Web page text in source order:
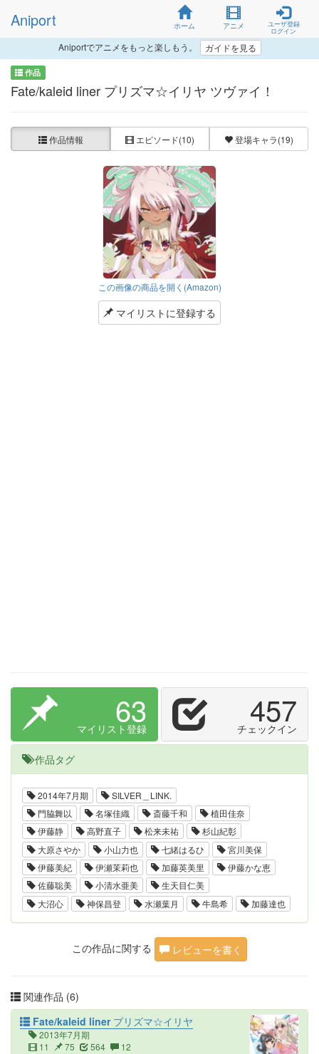
Aniport ホーム アニメ
ユーザ登録
ログイン
Aniportでアニメをもっと楽しもう。 ガイドを見る
作品
Fate/kaleid liner プリズマ☆イリヤ ツヴァイ！
作品情報 エピソード(10) 登場キャラ(19)
この画像の商品を開く(Amazon)
マイリストに登録する
63
マイリスト登録 457
チェックイン
作品タグ
2014年7月期
SILVER＿LINK.
門脇舞以
名塚佳織 斎藤千和
植田佳奈
伊藤静
高野直子 松来未祐
杉山紀彰
大原さやか
小山力也 七緒はるひ
宮川美保
伊藤美紀
伊瀬茉莉也 加藤英美里
伊藤かな恵
佐藤聡美
小清水亜美
生天目仁美
大沼心
神保昌登 水瀬葉月 牛島希 加藤達也
この作品に関する レビューを書く
関連作品 (6)
Fate/kaleid liner プリズマ☆イリヤ
2013年7月期
11
75 564 12